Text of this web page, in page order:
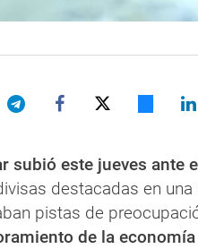
subió este jueves ante
destacadas en
pistas de
de la